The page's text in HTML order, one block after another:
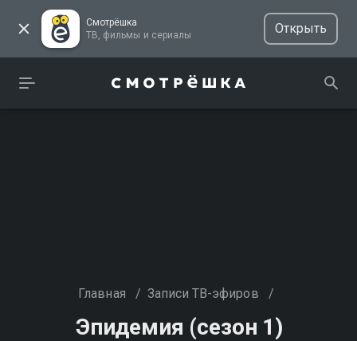
Смотрёшка
ТВ, фильмы и сериалы
Открыть
Главная / Записи ТВ-эфиров /
Эпидемия (сезон 1)